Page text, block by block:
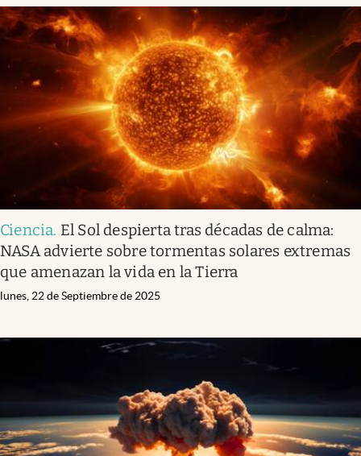
Ciencia. El Sol despierta tras décadas de calma:
NASA advierte sobre tormentas solares extremas
que amenazan la vida en la Tierra
lunes, 22 de Septiembre de 2025